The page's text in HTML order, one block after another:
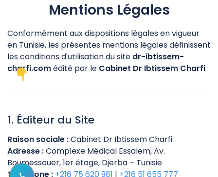
Mentions Légales
Conformément aux dispositions légales en vigueur
en Tunisie, les présentes mentions légales définissent
les conditions d'utilisation du site dr-ibtissem-
charfi.comédité par le Cabinet Dr Ibtissem Charfi.
1. Éditeur du Site
Raison sociale :Cabinet Dr Ibtissem Charfi
Adresse :Complexe Médical Essalem, Av.
Boumessouer, 1er étage, Djerba – Tunisie
Téléphone : +216 75 620 981 | +216 51 655 777